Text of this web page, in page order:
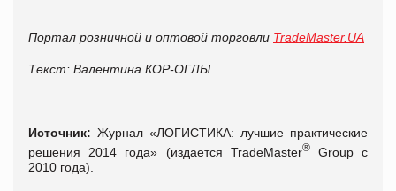
Портал розничной и оптовой торговли TradeMaster.UA
Текст: Валентина КОР-ОГЛЫ
Источник: Журнал «ЛОГИСТИКА: лучшие практические
решения 2014 года» (издается TradeMaster®Group с
2010 года).